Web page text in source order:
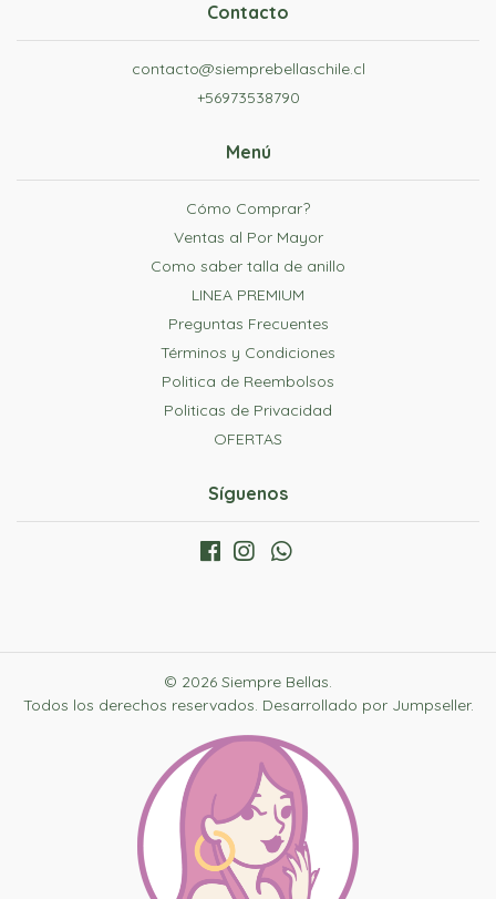
Contacto
contacto@siemprebellaschile.cl
+56973538790
Menú
Cómo Comprar?
Ventas al Por Mayor
Como saber talla de anillo
LINEA PREMIUM
Preguntas Frecuentes
Términos y Condiciones
Politica de Reembolsos
Politicas de Privacidad
OFERTAS
Síguenos
© 2026 Siempre Bellas.
Todos los derechos reservados. Desarrollado por Jumpseller.